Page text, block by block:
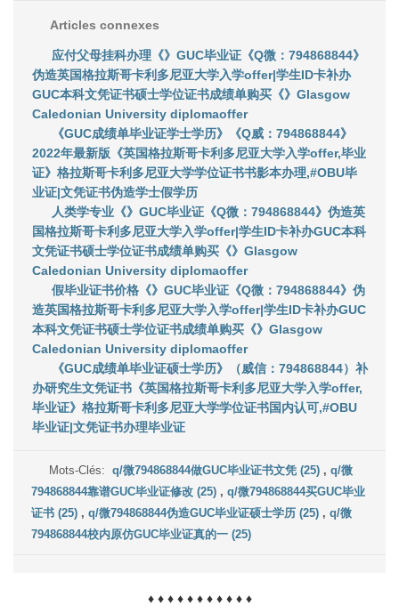
Articles connexes
应付父母挂科办理《》GUC毕业证《Q微：794868844》
伪造英国格拉斯哥卡利多尼亚大学入学offer|学生ID卡补办
GUC本科文凭证书硕士学位证书成绩单购买《》Glasgow
Caledonian University diplomaoffer
《GUC成绩单毕业证学士学历》《Q威：794868844》
2022年最新版《英国格拉斯哥卡利多尼亚大学入学offer,毕业
证》格拉斯哥卡利多尼亚大学学位证书书影本办理,#OBU毕
业证|文凭证书伪造学士假学历
人类学专业《》GUC毕业证《Q微：794868844》伪造英
国格拉斯哥卡利多尼亚大学入学offer|学生ID卡补办GUC本科
文凭证书硕士学位证书成绩单购买《》Glasgow
Caledonian University diplomaoffer
假毕业证书价格《》GUC毕业证《Q微：794868844》伪
造英国格拉斯哥卡利多尼亚大学入学offer|学生ID卡补办GUC
本科文凭证书硕士学位证书成绩单购买《》Glasgow
Caledonian University diplomaoffer
《GUC成绩单毕业证硕士学历》（威信：794868844）补
办研究生文凭证书《英国格拉斯哥卡利多尼亚大学入学offer,
毕业证》格拉斯哥卡利多尼亚大学学位证书国内认可,#OBU
毕业证|文凭证书办理毕业证
Mots-Clés:q/微794868844做GUC毕业证书文凭 (25) , q/微
794868844靠谱GUC毕业证修改 (25) , q/微794868844买GUC毕业
证书 (25) , q/微794868844伪造GUC毕业证硕士学历 (25) , q/微
794868844校内原仿GUC毕业证真的一 (25)
♦ ♦ ♦ ♦ ♦ ♦ ♦ ♦ ♦ ♦ ♦